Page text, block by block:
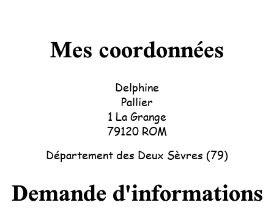
Mes coordonnées
Delphine
Pallier
1 La Grange
79120 ROM
Département des Deux Sèvres (79)
Demande d'informations